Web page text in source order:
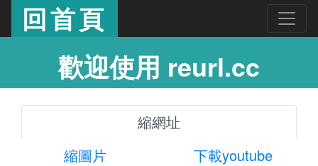
回首頁
歡迎使用 reurl.cc
縮網址
縮圖片
下載youtube